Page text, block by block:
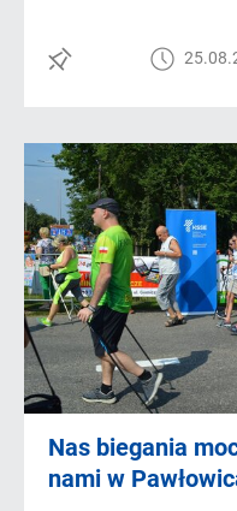
Nas biegania
nami w